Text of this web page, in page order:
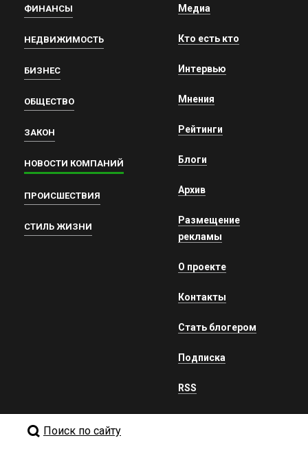
ФИНАНСЫ
НЕДВИЖИМОСТЬ
БИЗНЕС
ОБЩЕСТВО
ЗАКОН
НОВОСТИ КОМПАНИЙ
ПРОИСШЕСТВИЯ
СТИЛЬ ЖИЗНИ
Медиа
Кто есть кто
Интервью
Мнения
Рейтинги
Блоги
Архив
Размещение
рекламы
О проекте
Контакты
Стать блогером
Подписка
RSS
Поиск по сайту